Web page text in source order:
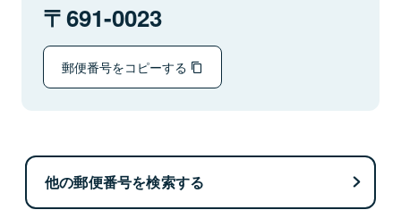
691-0023
郵便番号をコピーする
他の郵便番号を検索する